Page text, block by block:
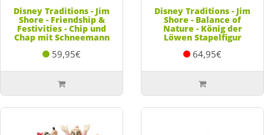
Disney Traditions - Jim
Shore - Friendship &
Festivities - Chip und
Chap mit Schneemann
59,95€
Disney Traditions - Jim
Shore - Balance of
Nature - König der
Löwen Stapelfigur
64,95€